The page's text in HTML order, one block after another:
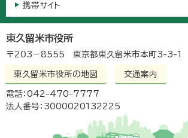
携帯サイト
東久留米市役所
〒203－8555 東京都東久留米市本町3-3-1
東久留米市役所の地図 交通案内
電話：042-470-7777
法人番号：3000020132225